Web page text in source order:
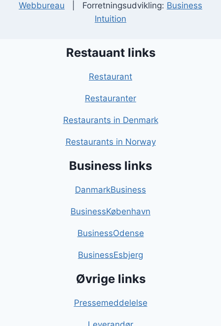
Webbureau | Forretningsudvikling: Business
Intuition
Restauant links
Restaurant
Restauranter
Restaurants in Denmark
Restaurants in Norway
Business links
DanmarkBusiness
BusinessKøbenhavn
BusinessOdense
BusinessEsbjerg
Øvrige links
Pressemeddelelse